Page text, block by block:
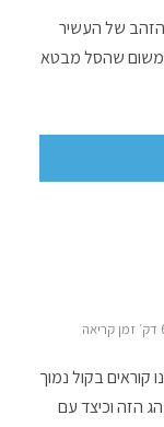
הזהב של העשיר
משום שהסל מבטא
קוראים בקול נמוך
הזה וכיצד עם